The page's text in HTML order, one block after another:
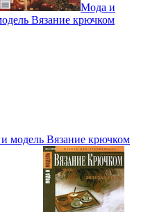
Мода и
Вязание крючком
модель Вязание крючком